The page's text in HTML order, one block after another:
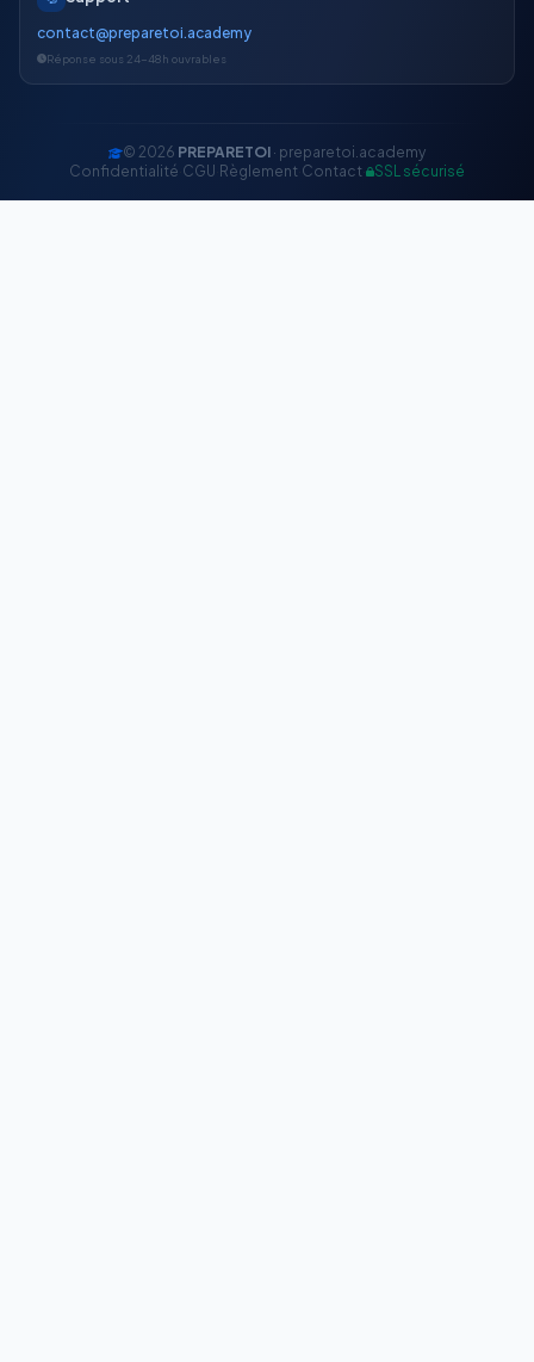
contact@preparetoi.academy
Réponse sous 24-48h ouvrables
© 2026 PREPARETOI · preparetoi.academy
Confidentialité CGU Règlement Contact SSL sécurisé